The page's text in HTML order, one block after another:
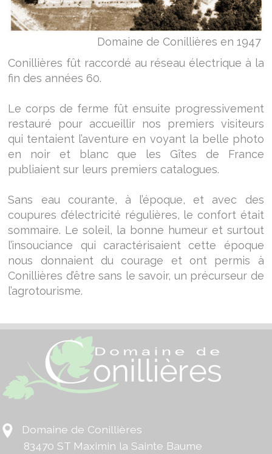
Domaine de Conillières en 1947
Conillières fût raccordé au réseau électrique à la
fin des années 60.
Le corps de ferme fût ensuite progressivement
restauré pour accueillir nos premiers visiteurs
qui tentaient l’aventure en voyant la belle photo
en noir et blanc que les Gîtes de France
publiaient sur leurs premiers catalogues.
Sans eau courante, à l’époque, et avec des
coupures d’électricité régulières, le confort était
sommaire. Le soleil, la bonne humeur et surtout
l’insouciance qui caractérisaient cette époque
nous donnaient du courage et ont permis à
Conillières d’être sans le savoir, un précurseur de
l’agrotourisme.
Domaine de Conillières
83470 ST Maximin la Sainte Baume